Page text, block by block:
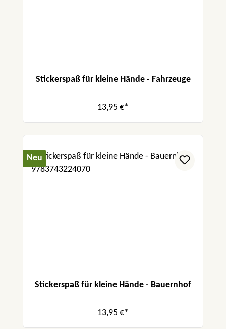
Stickerspaß für kleine Hände - Fahrzeuge
13,95 €*
Neu
Stickerspaß für kleine Hände - Bauernhof
13,95 €*